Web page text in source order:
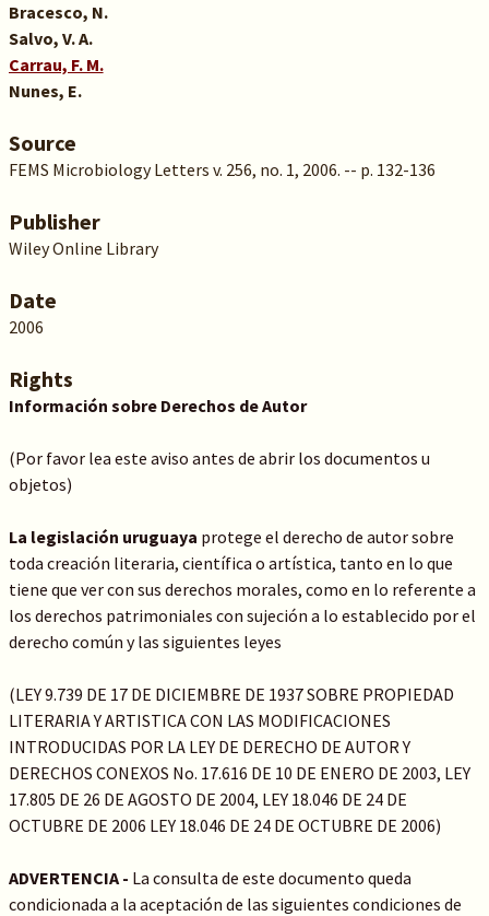
Bracesco, N.
Salvo, V. A.
Carrau, F. M.
Nunes, E.
Source
FEMS Microbiology Letters v. 256, no. 1, 2006. -- p. 132-136
Publisher
Wiley Online Library
Date
2006
Rights
Información sobre Derechos de Autor
(Por favor lea este aviso antes de abrir los documentos u
objetos)
La legislación uruguaya protege el derecho de autor sobre
toda creación literaria, científica o artística, tanto en lo que
tiene que ver con sus derechos morales, como en lo referente a
los derechos patrimoniales con sujeción a lo establecido por el
derecho común y las siguientes leyes
(LEY 9.739 DE 17 DE DICIEMBRE DE 1937 SOBRE PROPIEDAD
LITERARIA Y ARTISTICA CON LAS MODIFICACIONES
INTRODUCIDAS POR LA LEY DE DERECHO DE AUTOR Y
DERECHOS CONEXOS No. 17.616 DE 10 DE ENERO DE 2003, LEY
17.805 DE 26 DE AGOSTO DE 2004, LEY 18.046 DE 24 DE
OCTUBRE DE 2006 LEY 18.046 DE 24 DE OCTUBRE DE 2006)
ADVERTENCIA - La consulta de este documento queda
condicionada a la aceptación de las siguientes condiciones de